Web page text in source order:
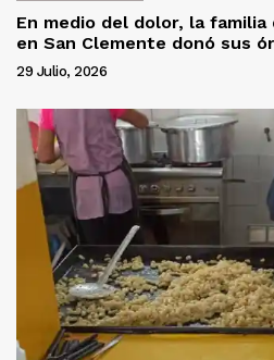
En medio del dolor, la
en San Clemente donó sus
29 Julio, 2026